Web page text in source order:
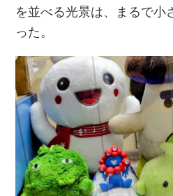
を並べる光景は、まるで小
った。